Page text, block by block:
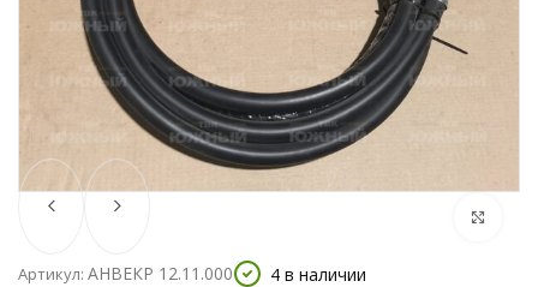
Артикул: АНВЕКР 12.11.000 4 в наличии